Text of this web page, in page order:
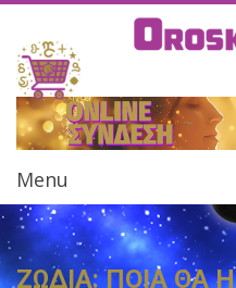
Menu
ΖΩΔΙΑ: ΠΟΙΑ ΘΑ